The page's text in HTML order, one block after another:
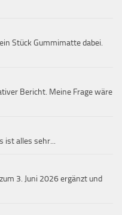
Stück Gummimatte dabei.
Bericht. Meine Frage wäre
ist alles sehr...
3. Juni 2026 ergänzt und